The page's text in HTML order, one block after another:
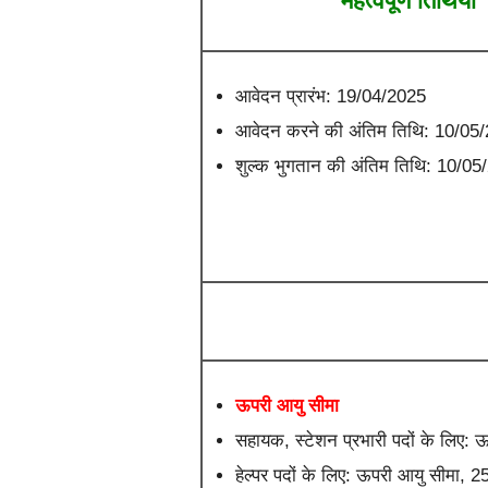
आवेदन प्रारंभ: 19/04/2025
आवेदन करने की अंतिम तिथि: 10/
शुल्क भुगतान की अंतिम तिथि: 10/
ऊपरी आयु सीमा
सहायक, स्टेशन प्रभारी पदों के लिए:
हेल्पर पदों के लिए: ऊपरी आयु सीमा, 25